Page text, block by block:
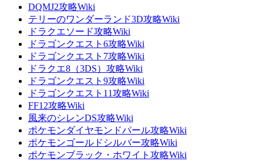
DQMJ2攻略Wiki
テリーのワンダーランド3D攻略Wiki
ドラクエソード攻略Wiki
ドラゴンクエスト6攻略Wiki
ドラゴンクエスト7攻略Wiki
ドラクエ8（3DS）攻略Wiki
ドラゴンクエスト9攻略Wiki
ドラゴンクエスト11攻略Wiki
FF12攻略Wiki
風来のシレンDS攻略Wiki
ポケモンダイヤモンドパール攻略Wiki
ポケモンゴールドシルバー攻略Wiki
ポケモンブラック・ホワイト攻略Wiki